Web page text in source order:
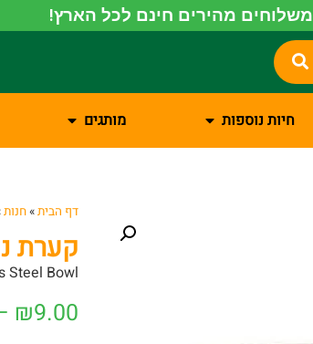
משלוחים מהירים חינם לכל הארץ!
חיות נוספות מותגים
דף הבית»חנות
קערת
Steel Bowl
₪9.00